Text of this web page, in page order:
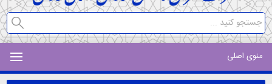
منوی اصلی